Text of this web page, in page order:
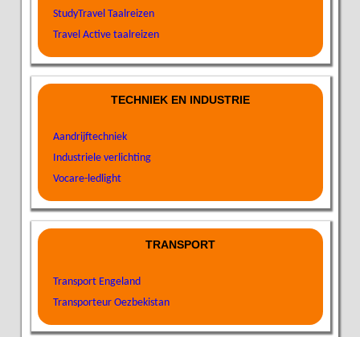
StudyTravel Taalreizen
Travel Active taalreizen
TECHNIEK EN INDUSTRIE
Aandrijftechniek
Industriele verlichting
Vocare-ledlight
TRANSPORT
Transport Engeland
Transporteur Oezbekistan